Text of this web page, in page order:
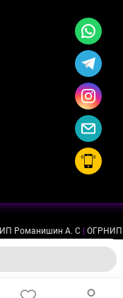
ИП Романишин А. С
ОГРНИП